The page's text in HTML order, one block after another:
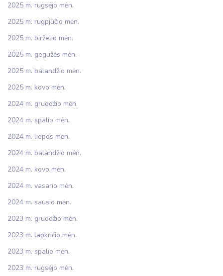
2025 m. rugsėjo mėn.
2025 m. rugpjūčio mėn.
2025 m. birželio mėn.
2025 m. gegužės mėn.
2025 m. balandžio mėn.
2025 m. kovo mėn.
2024 m. gruodžio mėn.
2024 m. spalio mėn.
2024 m. liepos mėn.
2024 m. balandžio mėn.
2024 m. kovo mėn.
2024 m. vasario mėn.
2024 m. sausio mėn.
2023 m. gruodžio mėn.
2023 m. lapkričio mėn.
2023 m. spalio mėn.
2023 m. rugsėjo mėn.